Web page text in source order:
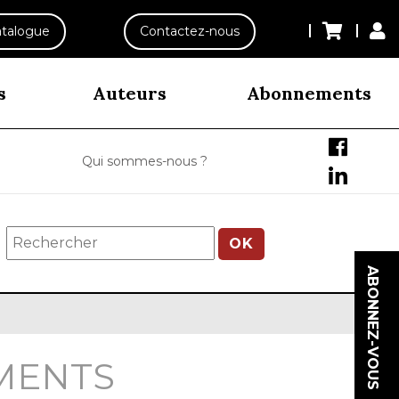
Contactez-nous
Auteurs Abonnements
Qui sommes-nous ?
OK
ABONNEZ-VOUS